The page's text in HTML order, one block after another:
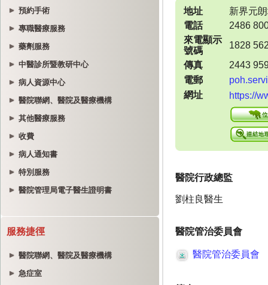
預約手術
專職醫療服務
藥劑服務
中醫診所暨教研中心
病人資源中心
醫院聯網、醫院及醫療機構
其他醫療服務
收費
病人通知書
特別服務
醫院管理局電子醫生證明書
服務捷徑
醫院聯網、醫院及醫療機構
急症室